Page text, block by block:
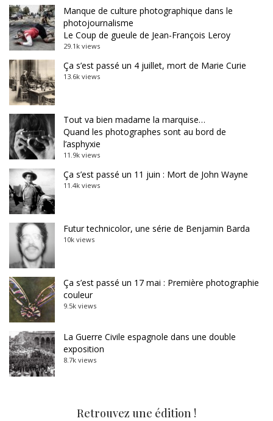
Manque de culture photographique dans le
photojournalisme
Le Coup de gueule de Jean-François Leroy
29.1k views
Ça s’est passé un 4 juillet, mort de Marie Curie
13.6k views
Tout va bien madame la marquise…
Quand les photographes sont au bord de
l’asphyxie
11.9k views
Ça s’est passé un 11 juin : Mort de John Wayne
11.4k views
Futur technicolor, une série de Benjamin Barda
10k views
Ça s’est passé un 17 mai : Première photographie
couleur
9.5k views
La Guerre Civile espagnole dans une double
exposition
8.7k views
Retrouvez une édition !